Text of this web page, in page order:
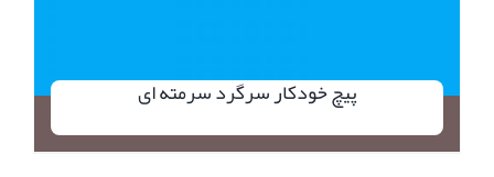
پیچ خودکار سرگرد سرمته ای